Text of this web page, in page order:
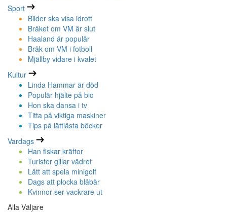
Sport
Bilder ska visa idrott
Bråket om VM är slut
Haaland är populär
Bråk om VM i fotboll
Mjällby vidare i kvalet
Kultur
Linda Hammar är död
Populär hjälte på bio
Hon ska dansa i tv
Titta på viktiga maskiner
Tips på lättlästa böcker
Vardags
Han fiskar kräftor
Turister gillar vädret
Lätt att spela minigolf
Dags att plocka blåbär
Kvinnor ser vackrare ut
Alla Väljare